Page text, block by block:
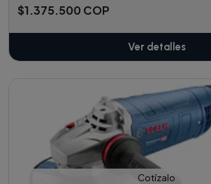
$1.375.500 COP
Ver detalles
Cotízalo